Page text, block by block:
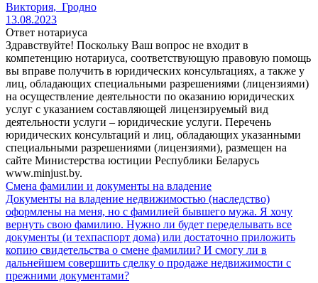
Виктория, Гродно
13.08.2023
Ответ нотариуса
Здравствуйте! Поскольку Ваш вопрос не входит в
компетенцию нотариуса, соответствующую правовую помощь
вы вправе получить в юридических консультациях, а также у
лиц, обладающих специальными разрешениями (лицензиями)
на осуществление деятельности по оказанию юридических
услуг с указанием составляющей лицензируемый вид
деятельности услуги – юридические услуги. Перечень
юридических консультаций и лиц, обладающих указанными
специальными разрешениями (лицензиями), размещен на
сайте Министерства юстиции Республики Беларусь
www.minjust.by.
Смена фамилии и документы на владение
Документы на владение недвижимостью (наследство)
оформлены на меня, но с фамилией бывшего мужа. Я хочу
вернуть свою фамилию. Нужно ли будет переделывать все
документы (и техпаспорт дома) или достаточно приложить
копию свидетельства о смене фамилии? И смогу ли в
дальнейшем совершить сделку о продаже недвижимости с
прежними документами?